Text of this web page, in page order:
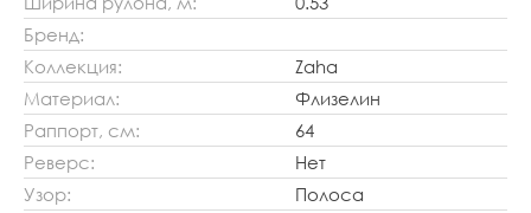
Бренд:
Коллекция:
Zaha
Материал:
Флизелин
Раппорт, см:
64
Реверс:
Нет
Узор:
Полоса